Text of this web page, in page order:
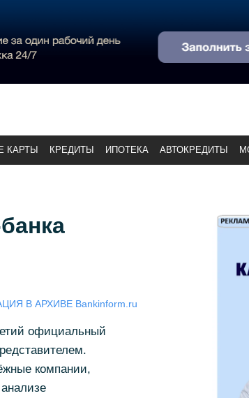
КАРТЫ КРЕДИТЫ ИПОТЕКА АВТОКРЕДИТЫ
В АРХИВЕ Bankinform.ru
официальный
компании,